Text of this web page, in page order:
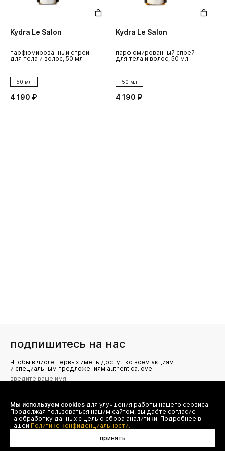
Kydra Le Salon
парфюмированный спрей
для тела и волос, 50 мл
50 мл
4 190 ₽
Kydra Le Salon
парфюмированный спрей
для тела и волос, 50 мл
50 мл
4 190 ₽
подпишитесь на нас
Чтобы в числе первых иметь доступ ко всем акциям
и специальным предложениям authentica.love
Я даю согласие на сбор, обработку и хранение моих
персональных данных (имя, email, телефон) для получения
рекламных и информационных рассылок от ООО 'БТ
Юнайтед', а также ознакомлен(а) с
Политикой конфиденциальности
Мы используем cookies для улучшения работы нашего сервиса.
Продолжая пользоваться нашим сайтом, вы даёте согласие
на обработку данных с целью сбора аналитики. Подробнее в
нашей Политике конфиденциальности.
принять